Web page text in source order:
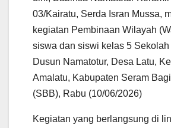
03/Kairatu, Serda Isran Mussa,
kegiatan Pembinaan Wilayah
siswa dan siswi kelas 5 Sekolah
Dusun Namatotur, Desa Latu,
Amalatu, Kabupaten Seram
(SBB), Rabu (10/06/2026)
Kegiatan yang berlangsung di